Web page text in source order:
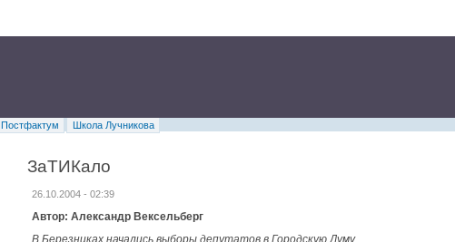
Постфактум
Школа Лучникова
ЗаТИКало
26.10.2004 - 02:39
Автор: Александр Вексельберг
В Березниках начались выборы депутатов в Городскую Думу